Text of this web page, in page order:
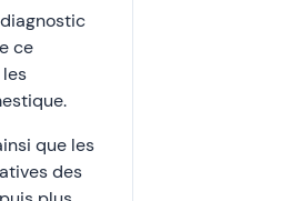
ce
que les
des